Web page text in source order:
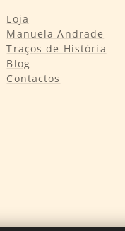
Loja
Manuela Andrade
Traços de História
Blog
Contactos